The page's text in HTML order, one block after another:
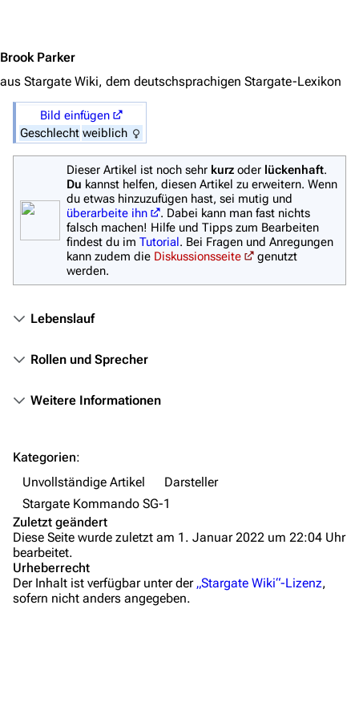
Völker
Orte
Objekte
Zeitleiste
Fanprojekte
Kommerzielles
Autorenportal
Themengruppen
Wiki-Diskussion
Anfragen
Administrations-Übersicht
Löschantrag
Vandalismus melden
Brook Parker
aus Stargate Wiki, dem deutschsprachigen Stargate-Lexikon
Bild einfügen
Geschlecht weiblich
Dieser Artikel ist noch sehr kurz oder lückenhaft.
Du kannst helfen, diesen Artikel zu erweitern. Wenn
du etwas hinzuzufügen hast, sei mutig und
überarbeite ihn
. Dabei kann man fast nichts
falsch machen! Hilfe und Tipps zum Bearbeiten
findest du im Tutorial. Bei Fragen und Anregungen
kann zudem die Diskussionsseite
genutzt
werden.
Lebenslauf
Rollen und Sprecher
Weitere Informationen
Kategorien:
Unvollständige Artikel
Darsteller
Stargate Kommando SG-1
Zuletzt geändert
Diese Seite wurde zuletzt am 1. Januar 2022 um 22:04 Uhr
bearbeitet.
Urheberrecht
Der Inhalt ist verfügbar unter der „Stargate Wiki“-Lizenz,
sofern nicht anders angegeben.